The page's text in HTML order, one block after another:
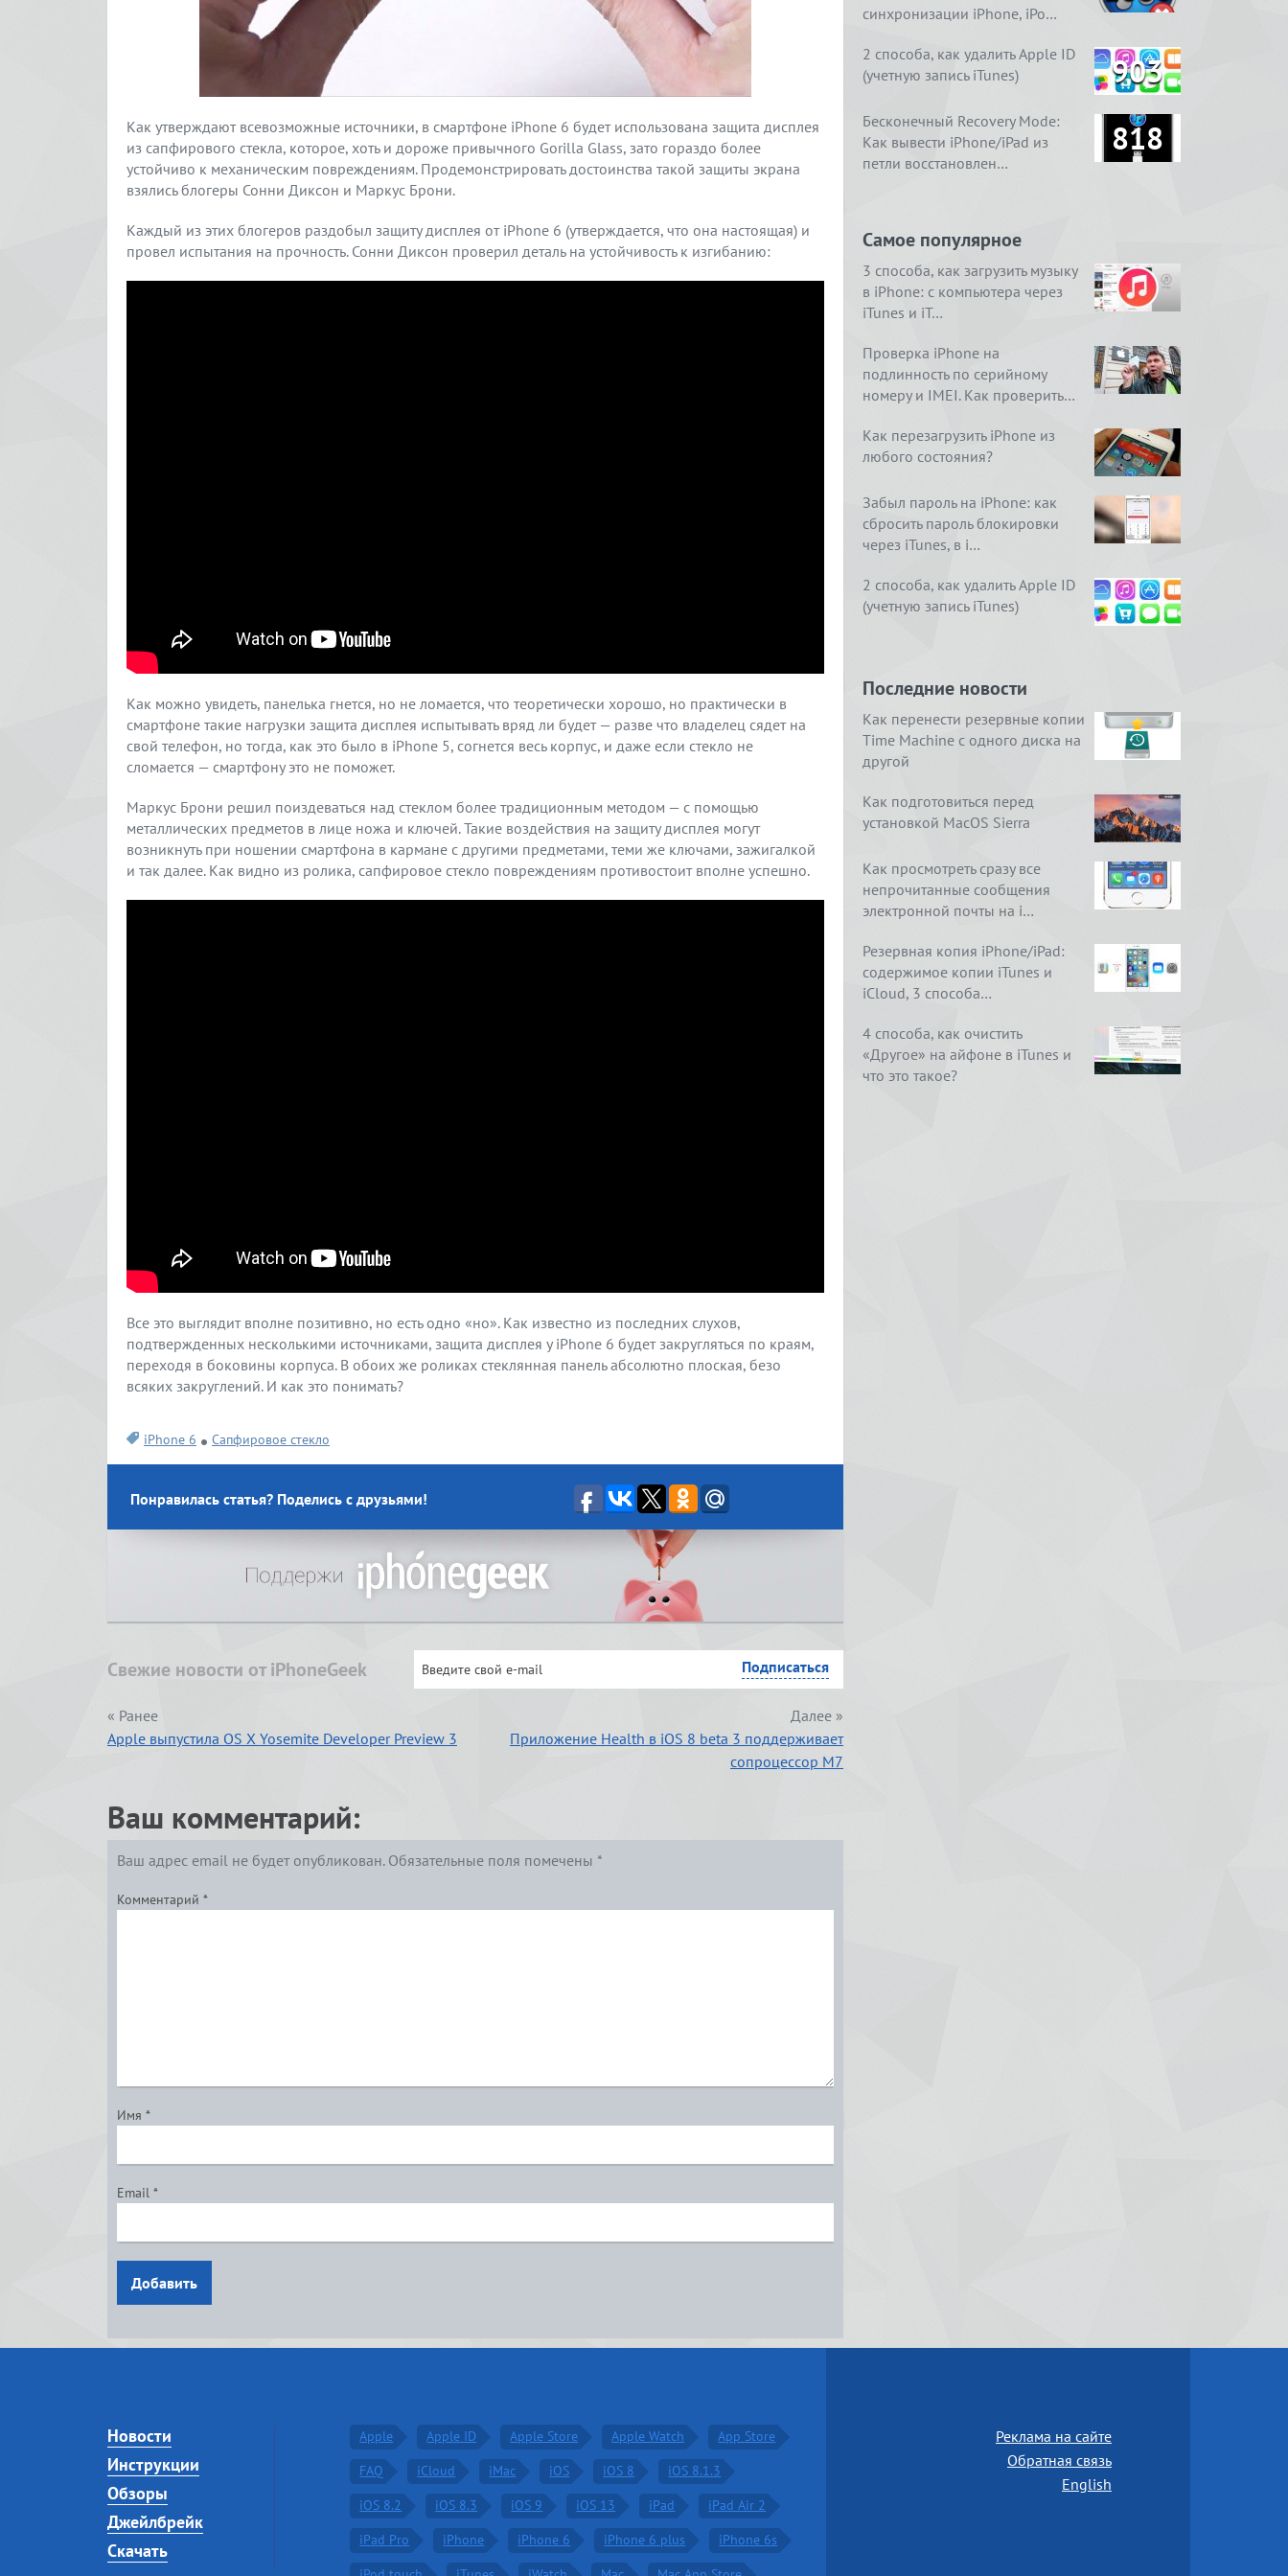
Как утверждают всевозможные источники, в смартфоне iPhone 6 будет использована защита дисплея
из сапфирового стекла, которое, хоть и дороже привычного Gorilla Glass, зато гораздо более
устойчиво к механическим повреждениям. Продемонстрировать достоинства такой защиты экрана
взялись блогеры Сонни Диксон и Маркус Брони.
Каждый из этих блогеров раздобыл защиту дисплея от iPhone 6 (утверждается, что она настоящая) и
провел испытания на прочность. Сонни Диксон проверил деталь на устойчивость к изгибанию:
Как можно увидеть, панелька гнется, но не ломается, что теоретически хорошо, но практически в
смартфоне такие нагрузки защита дисплея испытывать вряд ли будет — разве что владелец сядет на
свой телефон, но тогда, как это было в iPhone 5, согнется весь корпус, и даже если стекло не
сломается — смартфону это не поможет.
Маркус Брони решил поиздеваться над стеклом более традиционным методом — с помощью
металлических предметов в лице ножа и ключей. Такие воздействия на защиту дисплея могут
возникнуть при ношении смартфона в кармане с другими предметами, теми же ключами, зажигалкой
и так далее. Как видно из ролика, сапфировое стекло повреждениям противостоит вполне успешно.
Все это выглядит вполне позитивно, но есть одно «но». Как известно из последних слухов,
подтвержденных несколькими источниками, защита дисплея у iPhone 6 будет закругляться по краям,
переходя в боковины корпуса. В обоих же роликах стеклянная панель абсолютно плоская, безо
всяких закруглений. И как это понимать?
iPhone 6 Сапфировое стекло
Понравилась статья? Поделись с друзьями!
Свежие новости от iPhoneGeek
« Ранее
Apple выпустила OS X Yosemite Developer Preview 3
Далее »
Приложение Health в iOS 8 beta 3 поддерживает
сопроцессор М7
Ваш комментарий:
Ваш адрес email не будет опубликован. Обязательные поля помечены *
Комментарий *
Имя *
Email *
Добавить
синхронизации iPhone, iPo…
2 способа, как удалить Apple ID
(учетную запись iTunes)
903
Бесконечный Recovery Mode:
Как вывести iPhone/iPad из
петли восстановлен…
818
Самое популярное
3 способа, как загрузить музыку
в iPhone: с компьютера через
iTunes и iT…
Проверка iPhone на
подлинность по серийному
номеру и IMEI. Как проверить…
Как перезагрузить iPhone из
любого состояния?
Забыл пароль на iPhone: как
сбросить пароль блокировки
через iTunes, в i…
2 способа, как удалить Apple ID
(учетную запись iTunes)
Последние новости
Как перенести резервные копии
Time Machine с одного диска на
другой
Как подготовиться перед
установкой MacOS Sierra
Как просмотреть сразу все
непрочитанные сообщения
электронной почты на i…
Резервная копия iPhone/iPad:
содержимое копии iTunes и
iCloud, 3 способа…
4 способа, как очистить
«Другое» на айфоне в iTunes и
что это такое?
Новости
Инструкции
Обзоры
Джейлбрейк
Скачать
Apple Apple ID Apple Store Apple Watch
App Store
FAQ
iCloud iMac iOS iOS 8
iOS 8.1.3
iOS 8.2
iOS 8.3 iOS 9 iOS 13 iPad
iPad Air 2
iPad Pro
iPhone iPhone 6 iPhone 6 plus
iPhone 6s
Реклама на сайте
Обратная связь
English